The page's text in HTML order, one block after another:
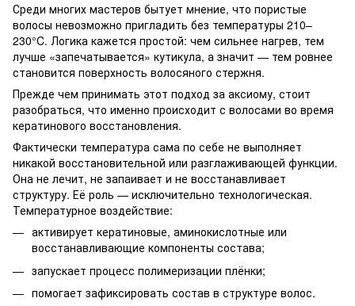
Среди многих мастеров бытует мнение, что пористые
волосы невозможно пригладить без температуры 210–
230°C. Логика кажется простой: чем сильнее нагрев, тем
лучше «запечатывается» кутикула, а значит — тем ровнее
становится поверхность волосяного стержня.
Прежде чем принимать этот подход за аксиому, стоит
разобраться, что именно происходит с волосами во время
кератинового восстановления.
Фактически температура сама по себе не выполняет
никакой восстановительной или разглаживающей функции.
Она не лечит, не запаивает и не восстанавливает
структуру. Её роль — исключительно технологическая.
Температурное воздействие:
активирует кератиновые, аминокислотные или
восстанавливающие компоненты состава;
запускает процесс полимеризации плёнки;
помогает зафиксировать состав в структуре волос.